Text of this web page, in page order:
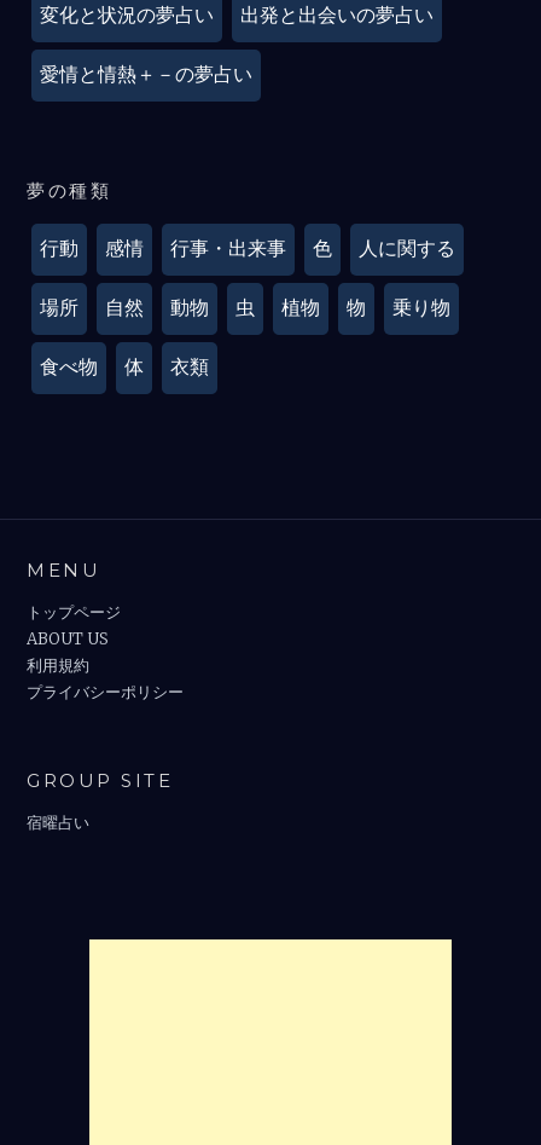
変化と状況の夢占い 出発と出会いの夢占い
愛情と情熱＋－の夢占い
夢の種類
行動 感情 行事・出来事 色 人に関する
場所 自然 動物 虫 植物 物 乗り物
食べ物 体 衣類
MENU
トップページ
ABOUT US
利用規約
プライバシーポリシー
GROUP SITE
宿曜占い